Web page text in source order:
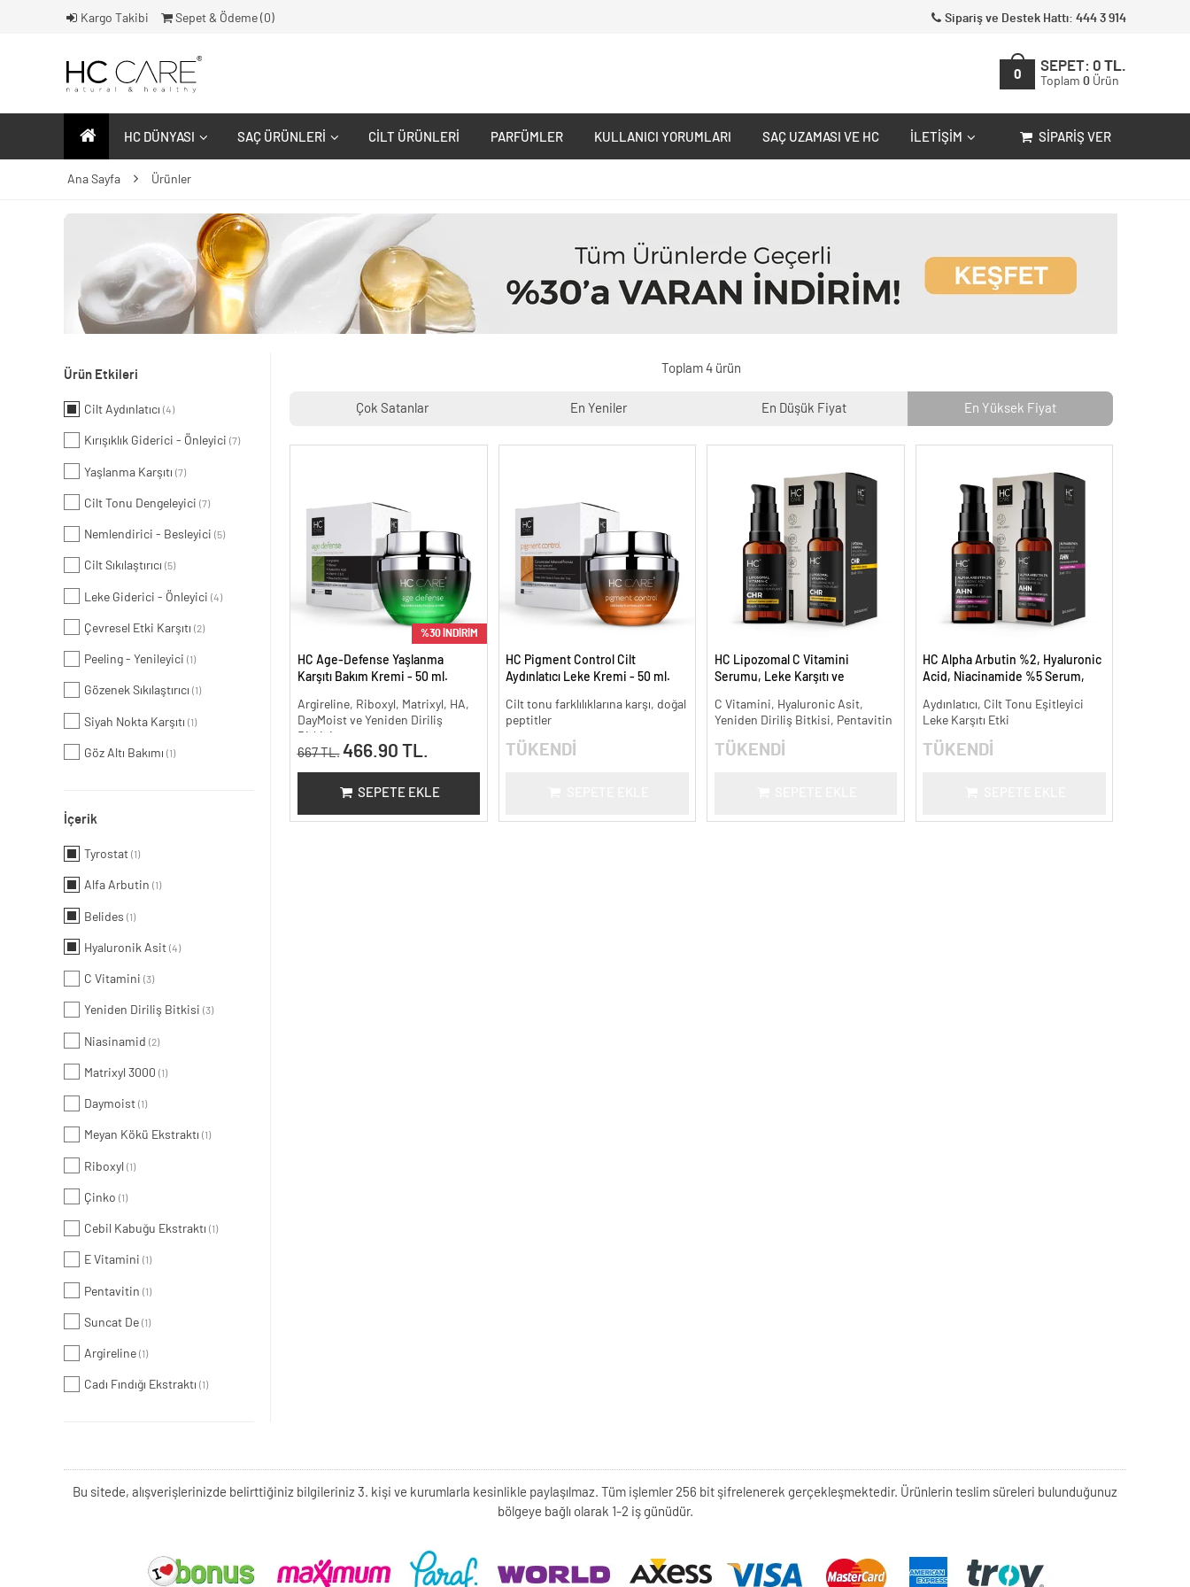
Kargo Takibi Sepet & Ödeme ( 0) Sipariş ve Destek Hattı: 444 3 914
0
SEPET: 0 TL.
Toplam 0 Ürün
HC DÜNYASI SAÇ ÜRÜNLERI CILT ÜRÜNLERI PARFÜMLER KULLANICI YORUMLARI SAÇ UZAMASI VE HC İLETIŞIM SIPARIŞ VER
Ana Sayfa Ürünler
Ürün Etkileri
Cilt Aydınlatıcı (4)
Kırışıklık Giderici - Önleyici (7)
Yaşlanma Karşıtı (7)
Cilt Tonu Dengeleyici (7)
Nemlendirici - Besleyici (5)
Cilt Sıkılaştırıcı (5)
Leke Giderici - Önleyici (4)
Çevresel Etki Karşıtı (2)
Peeling - Yenileyici (1)
Gözenek Sıkılaştırıcı (1)
Siyah Nokta Karşıtı (1)
Göz Altı Bakımı (1)
İçerik
Tyrostat (1)
Alfa Arbutin (1)
Belides (1)
Hyaluronik Asit (4)
C Vitamini (3)
Yeniden Diriliş Bitkisi (3)
Niasinamid (2)
Matrixyl 3000 (1)
Daymoist (1)
Meyan Kökü Ekstraktı (1)
Riboxyl (1)
Çinko (1)
Cebil Kabuğu Ekstraktı (1)
E Vitamini (1)
Pentavitin (1)
Suncat De (1)
Argireline (1)
Cadı Fındığı Ekstraktı (1)
Toplam 4 ürün
Çok Satanlar En Yeniler En Düşük Fiyat En Yüksek Fiyat
%30 İNDİRİM
HC Age-Defense Yaşlanma
Karşıtı Bakım Kremi - 50 ml.
Argireline, Riboxyl, Matrixyl, HA,
DayMoist ve Yeniden Diriliş
667 TL. 466.90 TL.
SEPETE EKLE
HC Pigment Control Cilt
Aydınlatıcı Leke Kremi - 50 ml.
Cilt tonu farklılıklarına karşı, doğal
peptitler
TÜKENDİ
HC Lipozomal C Vitamini
Serumu, Leke Karşıtı ve
C Vitamini, Hyaluronic Asit,
Yeniden Diriliş Bitkisi, Pentavitin
TÜKENDİ
HC Alpha Arbutin %2, Hyaluronic
Acid, Niacinamide %5 Serum,
Aydınlatıcı, Cilt Tonu Eşitleyici
Leke Karşıtı Etki
TÜKENDİ
Bu sitede, alışverişlerinizde belirttiğiniz bilgileriniz 3. kişi ve kurumlarla kesinlikle paylaşılmaz. Tüm işlemler 256 bit şifrelenerek gerçekleşmektedir. Ürünlerin teslim süreleri bulunduğunuz
bölgeye bağlı olarak 1-2 iş günüdür.